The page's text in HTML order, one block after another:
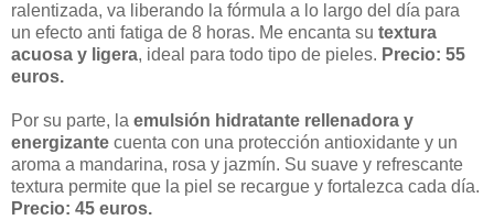
ralentizada, va liberando la fórmula a lo largo del día para
un efecto anti fatiga de 8 horas. Me encanta su textura
acuosa y ligera, ideal para todo tipo de pieles. Precio: 55
euros.
Por su parte, la emulsión hidratante rellenadora y
energizante cuenta con una protección antioxidante y un
aroma a mandarina, rosa y jazmín. Su suave y refrescante
textura permite que la piel se recargue y fortalezca cada día.
Precio: 45 euros.